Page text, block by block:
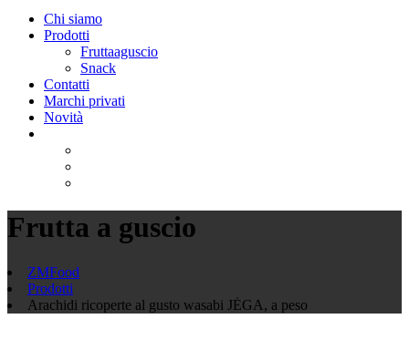
Chi siamo
Prodotti
Fruttaaguscio
Snack
Contatti
Marchi privati
Novità
Frutta a guscio
ZMFood
Prodotti
Arachidi ricoperte al gusto wasabi JĖGA, a peso